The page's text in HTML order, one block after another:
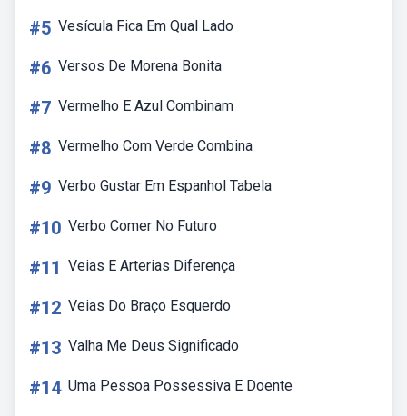
#5 Vesícula Fica Em Qual Lado
#6 Versos De Morena Bonita
#7 Vermelho E Azul Combinam
#8 Vermelho Com Verde Combina
#9 Verbo Gustar Em Espanhol Tabela
#10 Verbo Comer No Futuro
#11 Veias E Arterias Diferença
#12 Veias Do Braço Esquerdo
#13 Valha Me Deus Significado
#14 Uma Pessoa Possessiva E Doente